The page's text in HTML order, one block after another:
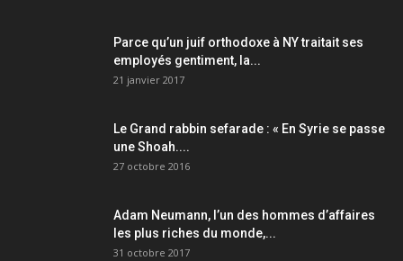
Parce qu’un juif orthodoxe à NY traitait ses
employés gentiment, la...
21 janvier 2017
Le Grand rabbin sefarade : « En Syrie se passe
une Shoah....
27 octobre 2016
Adam Neumann, l’un des hommes d’affaires
les plus riches du monde,...
31 octobre 2017